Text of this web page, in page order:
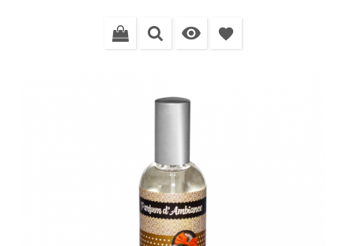
 favorite